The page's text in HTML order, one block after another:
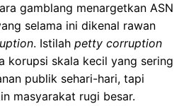
gamblang menargetkan ASN
selama ini dikenal rawan
. Istilah petty corruption
korupsi skala kecil yang sering
publik sehari-hari, tapi
masyarakat rugi besar.